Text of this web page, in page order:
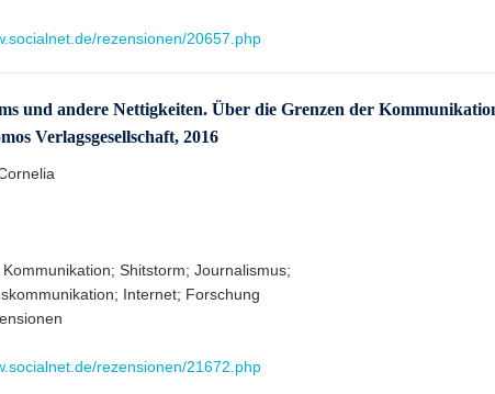
rezensionen/20657.php
und andere Nettigkeiten. Über die Grenzen der
Verlagsgesellschaft, 2016
Shitstorm; Journalismus;
Internet; Forschung
rezensionen/21672.php